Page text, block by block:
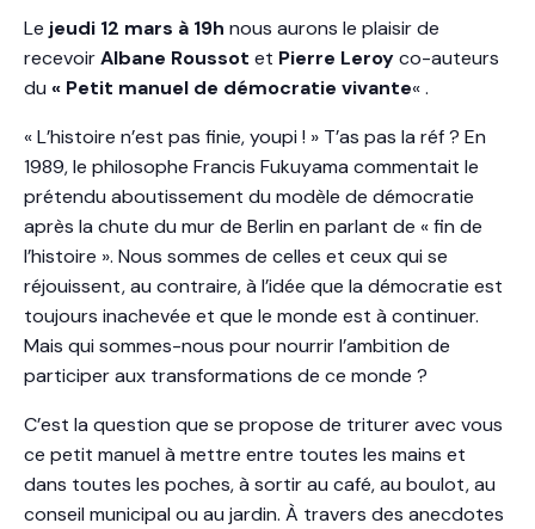
Le jeudi 12 mars à 19h nous aurons le plaisir de
recevoirAlbane Roussot et Pierre Leroyco-auteurs
du « Petit manuel de démocratie vivante« .
« L’histoire n’est pas finie, youpi ! » T’as pas la réf ? En
1989, le philosophe Francis Fukuyama commentait le
prétendu aboutissement du modèle de démocratie
après la chute du mur de Berlin en parlant de « fin de
l’histoire ». Nous sommes de celles et ceux qui se
réjouissent, au contraire, à l’idée que la démocratie est
toujours inachevée et que le monde est à continuer.
Mais qui sommes-nous pour nourrir l’ambition de
participer aux transformations de ce monde ?
C’est la question que se propose de triturer avec vous
ce petit manuel à mettre entre toutes les mains et
dans toutes les poches, à sortir au café, au boulot, au
conseil municipal ou au jardin. À travers des anecdotes